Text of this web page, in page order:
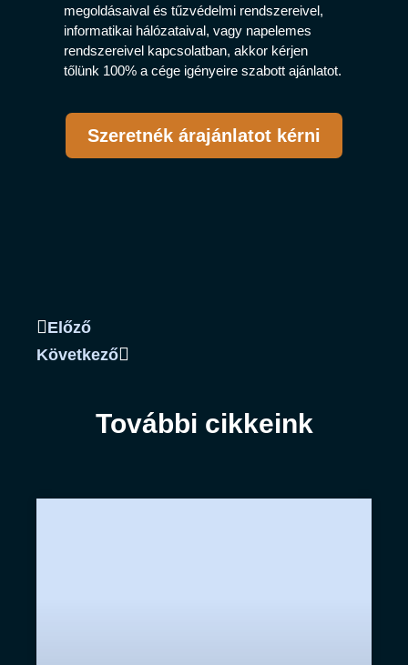
megoldásaival és tűzvédelmi rendszereivel,
informatikai hálózataival, vagy napelemes
rendszereivel kapcsolatban, akkor kérjen
tőlünk 100% a cége igényeire szabott ajánlatot.
Szeretnék árajánlatot kérni
Előző
Következő
További cikkeink